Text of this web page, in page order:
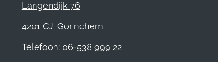
Langendijk 76
4201 CJ, Gorinchem
Telefoon: 06-538 999 22